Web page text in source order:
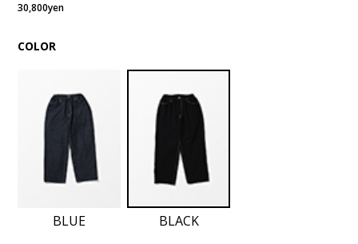
30,800yen
COLOR
BLUE BLACK